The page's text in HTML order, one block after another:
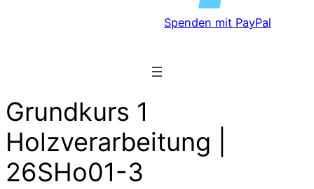
Spenden mit PayPal
Grundkurs 1
Holzverarbeitung |
26SHo01-3